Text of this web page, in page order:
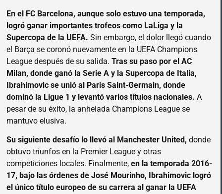
En el FC Barcelona, aunque solo estuvo una temporada,
logró ganar importantes trofeos como LaLiga y la
Supercopa de la UEFA. Sin embargo, el dolor llegó cuando
el Barça se coronó nuevamente en la UEFA Champions
League después de su salida. Tras su paso por el AC
Milan, donde ganó la Serie A y la Supercopa de Italia,
Ibrahimovic se unió al Paris Saint-Germain, donde
dominó la Ligue 1 y levantó varios títulos nacionales. A
pesar de su éxito, la anhelada Champions League se
mantuvo elusiva.
Su siguiente desafío lo llevó al Manchester United, donde
obtuvo triunfos en la Premier League y otras
competiciones locales. Finalmente, en la temporada 2016-
17, bajo las órdenes de José Mourinho, Ibrahimovic logró
el único título europeo de su carrera al ganar la UEFA